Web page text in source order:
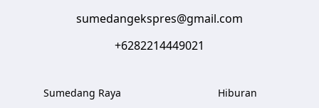
sumedangekspres@gmail.com
+6282214449021
Sumedang Raya
Hiburan